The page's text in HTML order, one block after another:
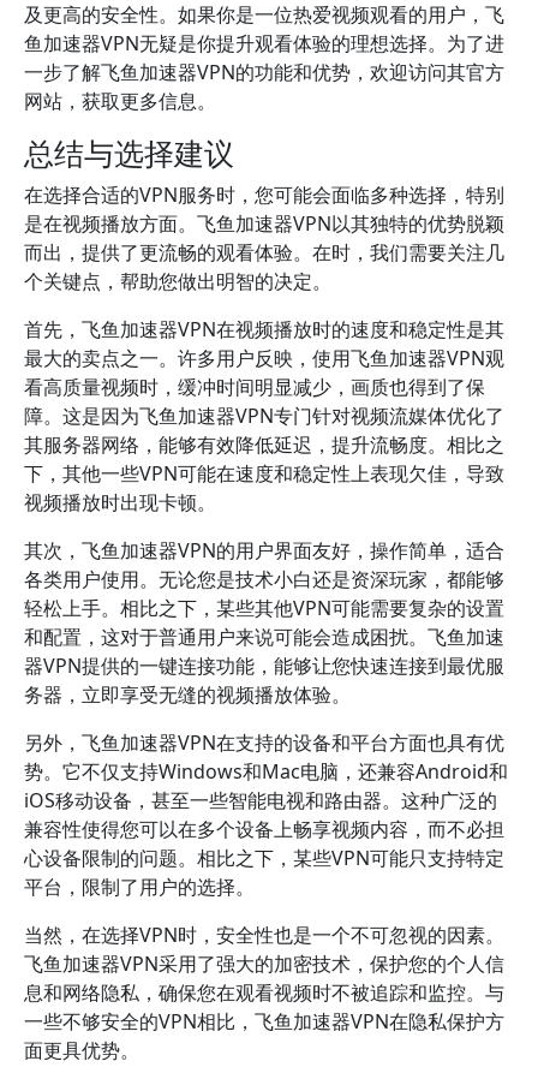
及更高的安全性。如果你是一位热爱视频观看的用户，飞
鱼加速器VPN无疑是你提升观看体验的理想选择。为了进
一步了解飞鱼加速器VPN的功能和优势，欢迎访问其官方
网站，获取更多信息。
总结与选择建议
在选择合适的VPN服务时，您可能会面临多种选择，特别
是在视频播放方面。飞鱼加速器VPN以其独特的优势脱颖
而出，提供了更流畅的观看体验。在时，我们需要关注几
个关键点，帮助您做出明智的决定。
首先，飞鱼加速器VPN在视频播放时的速度和稳定性是其
最大的卖点之一。许多用户反映，使用飞鱼加速器VPN观
看高质量视频时，缓冲时间明显减少，画质也得到了保
障。这是因为飞鱼加速器VPN专门针对视频流媒体优化了
其服务器网络，能够有效降低延迟，提升流畅度。相比之
下，其他一些VPN可能在速度和稳定性上表现欠佳，导致
视频播放时出现卡顿。
其次，飞鱼加速器VPN的用户界面友好，操作简单，适合
各类用户使用。无论您是技术小白还是资深玩家，都能够
轻松上手。相比之下，某些其他VPN可能需要复杂的设置
和配置，这对于普通用户来说可能会造成困扰。飞鱼加速
器VPN提供的一键连接功能，能够让您快速连接到最优服
务器，立即享受无缝的视频播放体验。
另外，飞鱼加速器VPN在支持的设备和平台方面也具有优
势。它不仅支持Windows和Mac电脑，还兼容Android和
iOS移动设备，甚至一些智能电视和路由器。这种广泛的
兼容性使得您可以在多个设备上畅享视频内容，而不必担
心设备限制的问题。相比之下，某些VPN可能只支持特定
平台，限制了用户的选择。
当然，在选择VPN时，安全性也是一个不可忽视的因素。
飞鱼加速器VPN采用了强大的加密技术，保护您的个人信
息和网络隐私，确保您在观看视频时不被追踪和监控。与
一些不够安全的VPN相比，飞鱼加速器VPN在隐私保护方
面更具优势。